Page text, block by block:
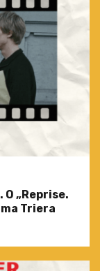
„Reprise.
Triera